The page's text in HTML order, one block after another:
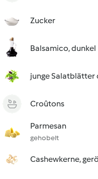
Zucker
Balsamico, dunkel
junge Salatblätter
Croûtons
Parmesan
gehobelt
Cashewkerne,